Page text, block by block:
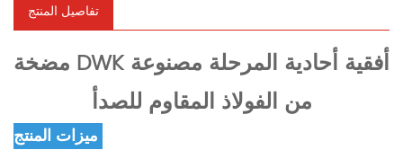
تفاصيل المنتج
مضخة DWK أفقية أحادية المرحلة مصنوعة
من الفولاذ المقاوم للصدأ